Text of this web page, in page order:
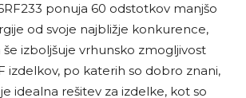
ponuja 60 odstotkov manjšo
od svoje najbližje konkurence,
izboljšuje vrhunsko zmogljivost
izdelkov, po katerih so dobro znani,
idealna rešitev za izdelke, kot so